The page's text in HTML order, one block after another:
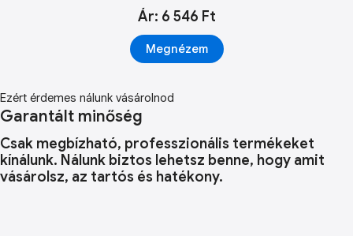
Ár: 6 546 Ft
Megnézem
Ezért érdemes nálunk vásárolnod
Garantált minőség
Csak megbízható, professzionális termékeket
kínálunk. Nálunk biztos lehetsz benne, hogy amit
vásárolsz, az tartós és hatékony.